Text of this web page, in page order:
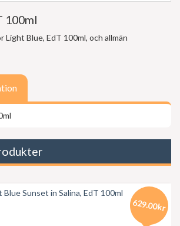
100ml
Light Blue, EdT 100ml, och allmän
629.00kr